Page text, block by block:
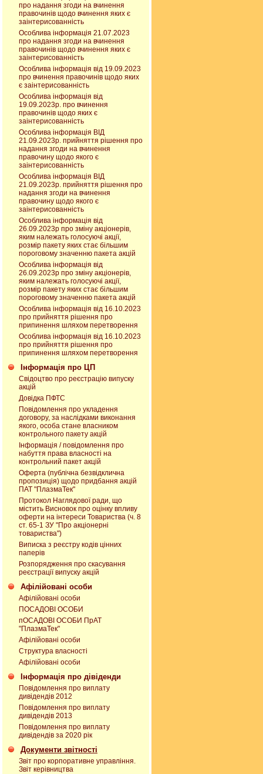
про надання згоди на вчинення
правочинів щодо вчинення яких є
заінтерисованність
Особлива інформація 21.07.2023
про надання згоди на вчинення
правочинів щодо вчинення яких є
заінтерисованність
Особлива інформація від 19.09.2023
про вчинення правочинів щодо яких
є заінтерисованність
Особлива інформація від
19.09.2023р. про вчинення
правочинів щодо яких є
заінтерисованність
Особлива інформація ВІД
21.09.2023р. прийняття рішення про
надання згоди на вчинення
правочину щодо якого є
заінтерисованність
Особлива інформація ВІД
21.09.2023р. прийняття рішення про
надання згоди на вчинення
правочину щодо якого є
заінтерисованність
Особлива інформація від
26.09.2023р про зміну акціонерів,
яким належать голосуючі акції,
розмір пакету яких стає більшим
пороговому значенню пакета акцій
Особлива інформація від
26.09.2023р про зміну акціонерів,
яким належать голосуючі акції,
розмір пакету яких стає більшим
пороговому значенню пакета акцій
Особлива інформація від 16.10.2023
про прийняття рішення про
припинення шляхом перетворення
Особлива інформація від 16.10.2023
про прийняття рішення про
припинення шляхом перетворення
Інформація про ЦП
Свідоцтво про реєстрацію випуску
акцій
Довідка ПФТС
Повідомлення про укладення
договору, за наслідками виконання
якого, особа стане власником
контрольного пакету акцій
Інформація / повідомлення про
набуття права власності на
контрольний пакет акцій
Оферта (публічна безвідклична
пропозиція) щодо придбання акцій
ПАТ "ПлазмаТек"
Протокол Наглядової ради, що
містить Висновок про оцінку впливу
оферти на інтереси Товариства (ч. 8
ст. 65-1 ЗУ "Про акціонерні
товариства")
Виписка з реєстру кодів цінних
паперів
Розпорядження про скасування
реєстрації випуску акцій
Афілійовані оcоби
Афілійовані оcоби
ПОСАДОВІ ОСОБИ
пОСАДОВІ ОСОБИ ПрАТ
"ПлазмаТек"
Афілійовані оcоби
Структура власності
Афілійовані оcоби
Інформація про дівіденди
Повідомлення про виплату
дивідендів 2012
Повідомлення про виплату
дивідендів 2013
Повідомлення про виплату
дивідендів за 2020 рік
Документи звітності
Звіт про корпоративне управління.
Звіт керівництва